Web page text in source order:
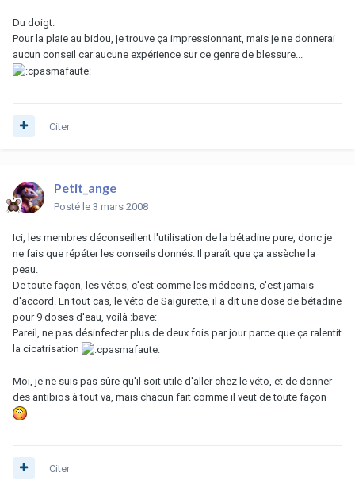
Du doigt.
Pour la plaie au bidou, je trouve ça impressionnant, mais je ne donnerai
aucun conseil car aucune expérience sur ce genre de blessure...
Citer
Petit_ange
Posté le 3 mars 2008
Ici, les membres déconseillent l'utilisation de la bétadine pure, donc je
ne fais que répéter les conseils donnés. Il paraît que ça assèche la
peau.
De toute façon, les vétos, c'est comme les médecins, c'est jamais
d'accord. En tout cas, le véto de Saigurette, il a dit une dose de bétadine
pour 9 doses d'eau, voilà :bave:
Pareil, ne pas désinfecter plus de deux fois par jour parce que ça ralentit
la cicatrisation
Moi, je ne suis pas sûre qu'il soit utile d'aller chez le véto, et de donner
des antibios à tout va, mais chacun fait comme il veut de toute façon
Citer